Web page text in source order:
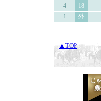
4
18
1
外
▲TOP